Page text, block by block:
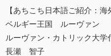
【あちこち日本語ご紹介：海
ベルギー王国 ルーヴァン
ルーヴァン・カトリック大学
長瀬 智子